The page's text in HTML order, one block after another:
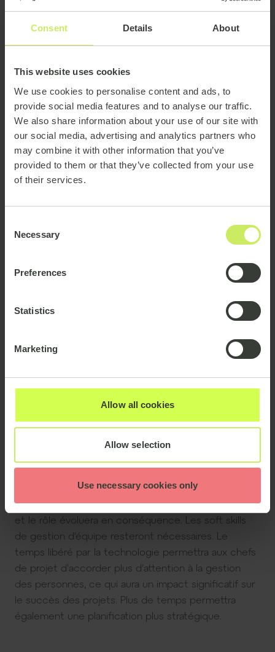
Consent Details About
This website uses cookies
We use cookies to personalise content and ads, to
provide social media features and to analyse our traffic.
We also share information about your use of our site with
our social media, advertising and analytics partners who
may combine it with other information that you’ve
provided to them or that they’ve collected from your use
of their services.
Selection
Necessary
Preferences
Statistics
Marketing
Allow all cookies
Allow selection
Use necessary cookies only
le suivi et la supervision des projets. L'utilisation de
l'IA pour des tâches administratives répétitives
projet ou d'un portefeuille, et libérer du temps
précieux pour les managers.
Un autre aspect est les tests. La livraison d'un projet
comme le lancement d'une nouvelle plateforme
implique une période intensive de tests. L'IA permet
d'automatiser ces tests, rendant le processus plus
efficace et économe en temps.
ont émergé sur l'impact de l'IA sur les emplois de
gestion de projet. L'IA remplacera-t-elle les chefs de
projet ?
En réalité, il y aura toujours un besoin de personnes
pour apporter une perspective humaine essentielle
et le rôle évoluera en conséquence. Les soft skills
de gestion d'équipe resteront nécessaires. Le
temps libéré par la technologie permettra aux chefs
de projet d'accorder plus d'attention à la gestion
des personnes, ce qui aura un impact significatif sur
le succès des projets. Plus de temps permettra
également une planification plus stratégique.